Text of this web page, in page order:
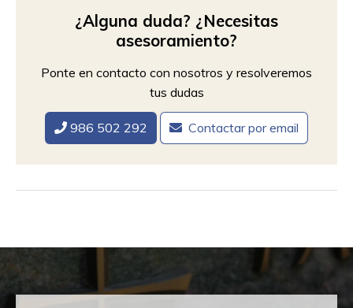
¿Alguna duda? ¿Necesitas
asesoramiento?
Ponte en contacto con nosotros y resolveremos
tus dudas
986 502 292 Contactar por email